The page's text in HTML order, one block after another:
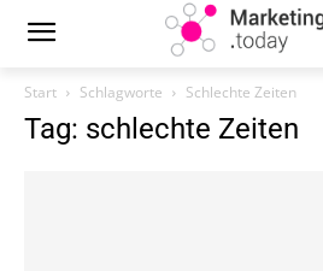
Start Schlagworte Schlechte Zeiten
Tag: schlechte Zeiten